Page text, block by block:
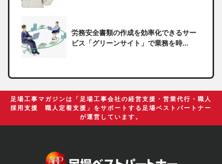
労務安全書類の作成を効率化できるサー
ビス「グリーンサイト」で業務を時...
届いたらどうしたらいい？
足場工事マガジンは「足場工事会社の経営支援・営業代行・職人
採用支援 職人定着支援」をサポートする足場ベストパートナー
が運営しています。